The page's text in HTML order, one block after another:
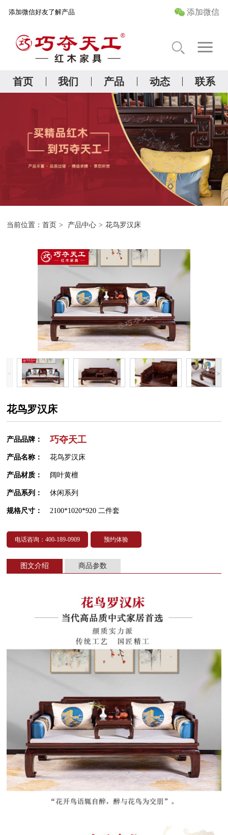
首页 我们 产品 动态 联系
当前位置：首页 > 产品中心 > 花鸟罗汉床
花鸟罗汉床
产品品牌： 巧夺天工
产品名称： 花鸟罗汉床
产品材质： 阔叶黄檀
产品系列： 休闲系列
规格尺寸： 2100*1020*920 二件套
电话咨询：400-189-0909 预约体验
图文介绍 商品参数
首 页
关于我们
精品红木研究院
产品中心
管家服务
添加微信好友了解产品 添加微信